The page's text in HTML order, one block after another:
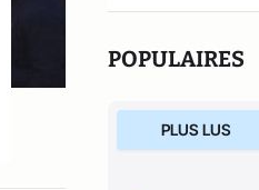
POPULAIRES
PLUS LUS